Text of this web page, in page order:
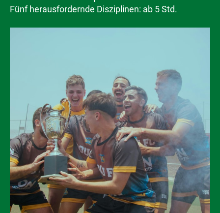
Fünf herausfordernde Disziplinen: ab 5 Std.